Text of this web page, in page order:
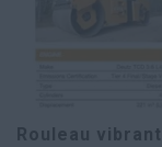
Rouleau